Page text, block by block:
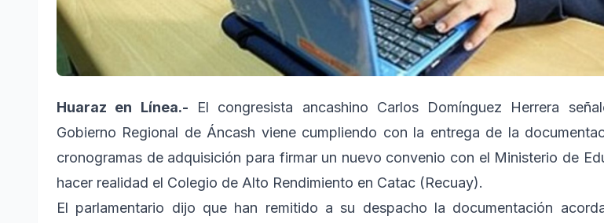
Huaraz en Línea.- El congresista ancashino Carlos Domínguez Herrera
Gobierno Regional de Áncash viene cumpliendo con la entrega de la
cronogramas de adquisición para firmar un nuevo convenio con el Ministerio de
hacer realidad el Colegio de Alto Rendimiento en Catac (Recuay).
El parlamentario dijo que han remitido a su despacho la documentación